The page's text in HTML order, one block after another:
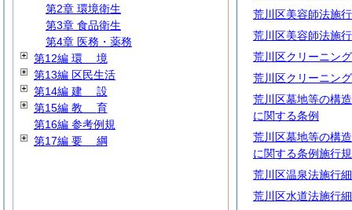
荒川区美容師法施
荒川区美容師法施
荒川区クリーニン
荒川区クリーニン
荒川区墓地等の構
に関する条例
荒川区墓地等の構
に関する条例施行
荒川区温泉法施行
荒川区水道法施行
第2章 環境衛生
第3章 食品衛生
第4章 医務・薬務
第12編 環 境
第13編 区民生活
第14編 建 設
第15編 教 育
第16編 参考例規
第17編 要 綱